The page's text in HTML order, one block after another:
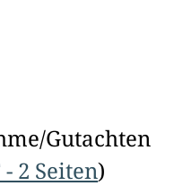
Gutachten
- 2 Seiten)